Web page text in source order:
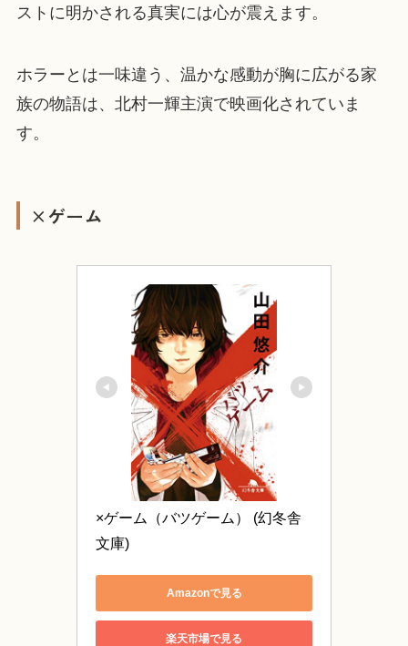
ストに明かされる真実には心が震えます。
ホラーとは一味違う、温かな感動が胸に広がる家
族の物語は、北村一輝主演で映画化されていま
す。
×ゲーム
×ゲーム（バツゲーム） (幻冬舎
文庫)
Amazonで見る
楽天市場で見る